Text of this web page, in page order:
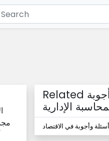
Related أسئلة وأجوبة